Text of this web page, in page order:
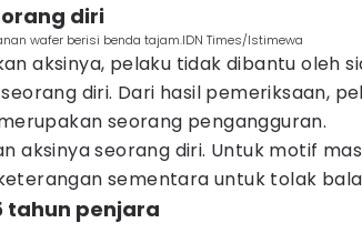
diri
wafer berisi benda tajam.IDN Times/Istimewa
aksinya, pelaku tidak dibantu oleh
diri. Dari hasil pemeriksaan,
seorang pengangguran.
aksinya seorang diri. Untuk motif
sementara untuk tolak
tahun penjara